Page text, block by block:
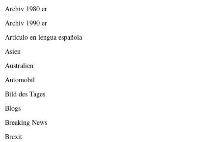
Archiv 1980 er
Archiv 1990 er
Artículo en lengua española
Asien
Australien
Automobil
Bild des Tages
Blogs
Breaking News
Brexit